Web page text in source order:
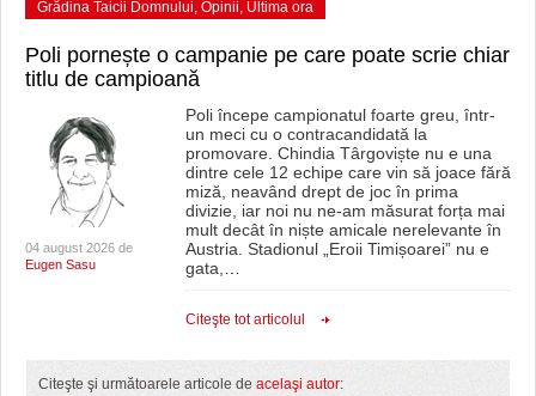
Grădina Taicii Domnului Opinii Ultima ora
Poli pornește o campanie pe care poate scrie chiar
titlu de campioană
04 august 2026 de
Eugen Sasu
Poli începe campionatul foarte greu, într-
un meci cu o contracandidată la
promovare. Chindia Târgoviște nu e una
dintre cele 12 echipe care vin să joace fără
miză, neavând drept de joc în prima
divizie, iar noi nu ne-am măsurat forța mai
mult decât în niște amicale nerelevante în
Austria. Stadionul „Eroii Timișoarei” nu e
gata,
Citeşte tot articolul
Citeşte şi următoarele articole de acelaşi autor: